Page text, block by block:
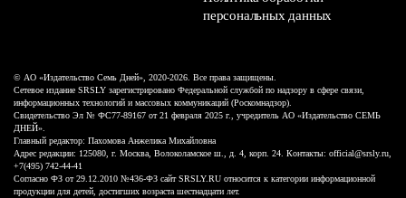
персональных данных
© АО «Издательство Семь Дней», 2020-2026. Все права защищены.
Сетевое издание SRSLY зарегистрировано Федеральной службой по надзору в сфере связи,
информационных технологий и массовых коммуникаций (Роскомнадзор).
Свидетельство Эл № ФС77-89167 от 21 февраля 2025 г., учредитель АО «Издательство СЕМЬ
ДНЕЙ».
Главный редактор: Пахомова Анжелика Михайловна
Адрес редакции: 125080, г. Москва, Волоколамское ш., д. 4, корп. 24. Контакты: official@srsly.ru,
+7(495) 742-44-41
Согласно ФЗ от 29.12.2010 №436-ФЗ сайт SRSLY.RU относится к категории информационной
продукции для детей, достигших возраста шестнадцати лет.